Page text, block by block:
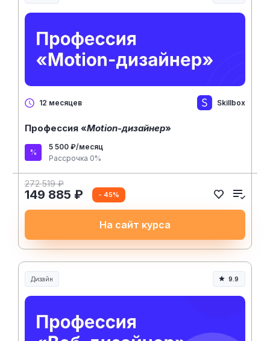
12 месяцев Skillbox
Профессия «Motion-дизайнер»
5 500 ₽/месяц
Рассрочка 0%
272 519 ₽
149 885 ₽ - 45%
На сайт курса
Дизайн 9.9